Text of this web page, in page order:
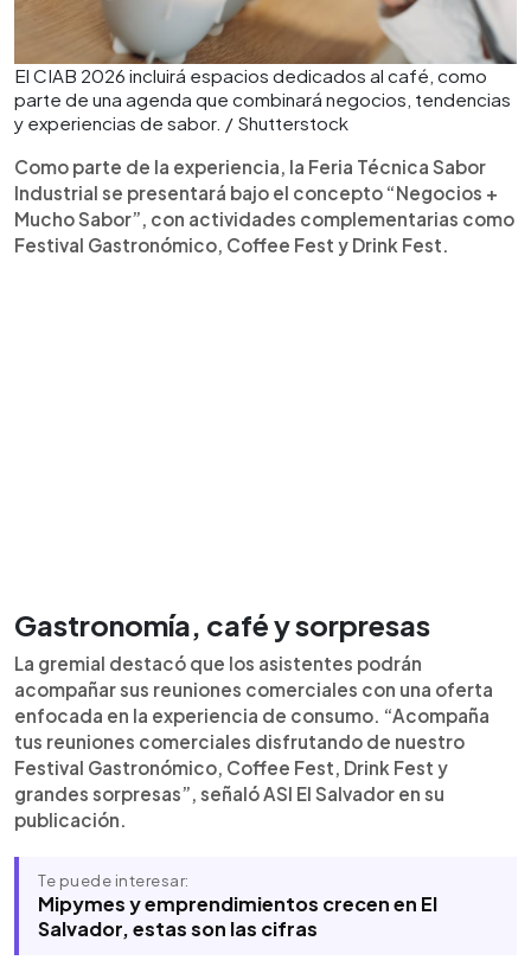
El CIAB 2026 incluirá espacios dedicados al café, como
parte de una agenda que combinará negocios, tendencias
y experiencias de sabor. / Shutterstock
Como parte de la experiencia, la Feria Técnica Sabor
Industrial se presentará bajo el concepto “Negocios +
Mucho Sabor”, con actividades complementarias como
Festival Gastronómico, Coffee Fest y Drink Fest.
Gastronomía, café y sorpresas
La gremial destacó que los asistentes podrán
acompañar sus reuniones comerciales con una oferta
enfocada en la experiencia de consumo. “Acompaña
tus reuniones comerciales disfrutando de nuestro
Festival Gastronómico, Coffee Fest, Drink Fest y
grandes sorpresas”, señaló ASI El Salvador en su
publicación.
Te puede interesar:
Mipymes y emprendimientos crecen en El
Salvador, estas son las cifras